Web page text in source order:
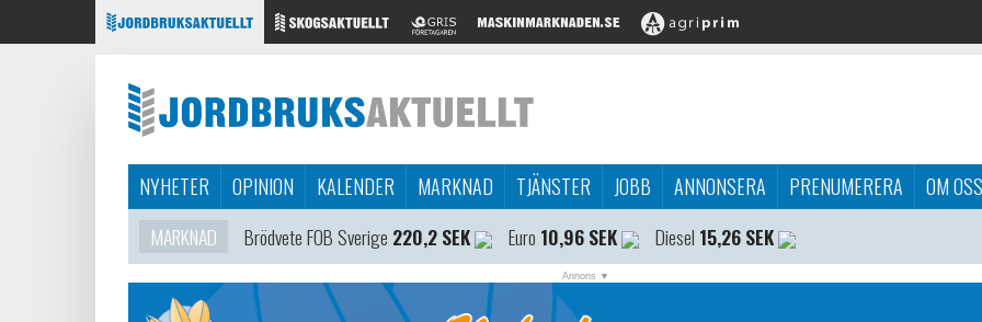
NYHETER OPINION KALENDER MARKNAD TJÄNSTER JOBB ANNONSERA PRENUMERERA
OM OSS
MARKNAD
Brödvete FOB Sverige 220,2 SEK Euro 10,96 SEK Diesel 15,26 SEK